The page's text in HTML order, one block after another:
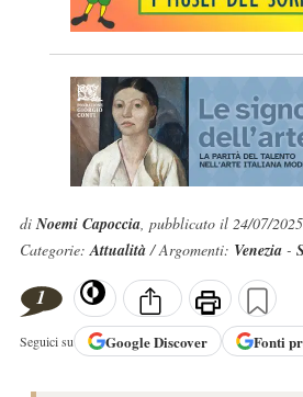
diNoemi Capoccia, pubblicato il 24/07/2025
Categorie:Attualità/ Argomenti: Venezia-
1
Seguici su GoogleDiscover Fonti